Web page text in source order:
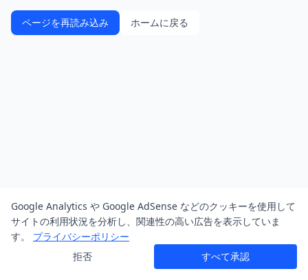
ページを再読み込み ホームに戻る
Google Analytics や Google AdSense などのクッキーを使用して
サイトの利用状況を分析し、関連性の高い広告を表示していま
す。
プライバシーポリシー
拒否
すべて承認